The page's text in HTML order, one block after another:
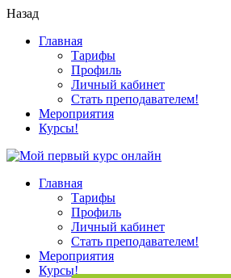
Назад
Главная
Тарифы
Профиль
Личный кабинет
Стать преподавателем!
Мероприятия
Курсы!
Главная
Тарифы
Профиль
Личный кабинет
Стать преподавателем!
Мероприятия
Курсы!